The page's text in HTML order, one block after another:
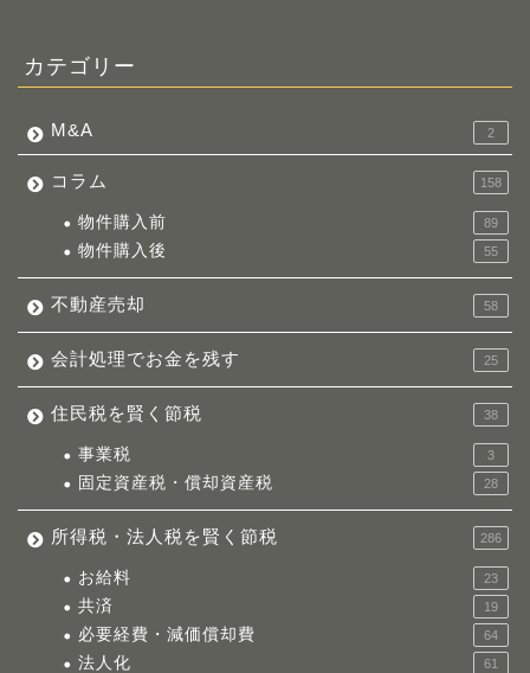
カテゴリー
M&A 2
コラム 158
物件購入前 89
物件購入後 55
不動産売却 58
会計処理でお金を残す 25
住民税を賢く節税 38
事業税 3
固定資産税・償却資産税 28
所得税・法人税を賢く節税 286
お給料 23
共済 19
必要経費・減価償却費 64
法人化 61